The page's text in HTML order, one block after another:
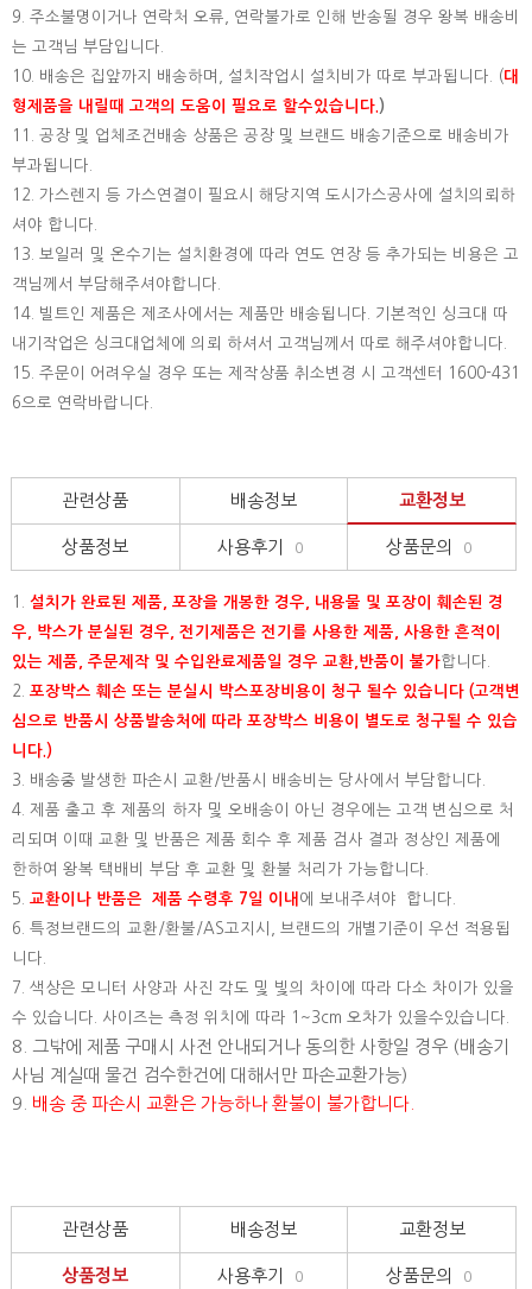
9. 주소불명이거나 연락처 오류, 연락불가로 인해 반송될 경우 왕복 배송비
는 고객님 부담입니다.
10. 배송은 집앞까지 배송하며, 설치작업시 설치비가 따로 부과됩니다. (대
형제품을 내릴때 고객의 도움이 필요로 할수있습니다. )
11. 공장 및 업체조건배송 상품은 공장 및 브랜드 배송기준으로 배송비가
부과됩니다.
12. 가스렌지 등 가스연결이 필요시 해당지역 도시가스공사에 설치의뢰하
셔야 합니다.
13. 보일러 및 온수기는 설치환경에 따라 연도 연장 등 추가되는 비용은 고
객님께서 부담해주셔야합니다.
14. 빌트인 제품은 제조사에서는 제품만 배송됩니다. 기본적인 싱크대 따
내기작업은 싱크대업체에 의뢰 하셔서 고객님께서 따로 해주셔야합니다.
15. 주문이 어려우실 경우 또는 제작상품 취소변경 시 고객센터 1600-431
6으로 연락바랍니다.
관련상품 배송정보 교환정보
상품정보 사용후기 0 상품문의 0
1. 설치가 완료된 제품, 포장을 개봉한 경우, 내용물 및 포장이 훼손된 경
우, 박스가 분실된 경우, 전기제품은 전기를 사용한 제품, 사용한 흔적이
있는 제품, 주문제작 및 수입완료제품일 경우 교환,반품이 불가합니다.
2. 포장박스 훼손 또는 분실시 박스포장비용이 청구 될수 있습니다 (고객변
심으로 반품시 상품발송처에 따라 포장박스 비용이 별도로 청구될 수 있습
니다.)
3. 배송중 발생한 파손시 교환/반품시 배송비는 당사에서 부담합니다.
4. 제품 출고 후 제품의 하자 및 오배송이 아닌 경우에는 고객 변심으로 처
리되며 이때 교환 및 반품은 제품 회수 후 제품 검사 결과 정상인 제품에
한하여 왕복 택배비 부담 후 교환 및 환불 처리가 가능합니다.
5. 교환이나 반품은 제품 수령후 7일 이내 에 보내주셔야 합니다.
6. 특정브랜드의 교환/환불/AS고지시, 브랜드의 개별기준이 우선 적용됩
니다.
7. 색상은 모니터 사양과 사진 각도 및 빛의 차이에 따라 다소 차이가 있을
수 있습니다. 사이즈는 측정 위치에 따라 1~3cm 오차가 있을수있습니다.
8. 그밖에 제품 구매시 사전 안내되거나 동의한 사항일 경우 (배송기
사님 계실때 물건 검수한건에 대해서만 파손교환가능)
9. 배송 중 파손시 교환은 가능하나 환불이 불가합니다.
관련상품 배송정보 교환정보
상품정보 사용후기 0 상품문의 0